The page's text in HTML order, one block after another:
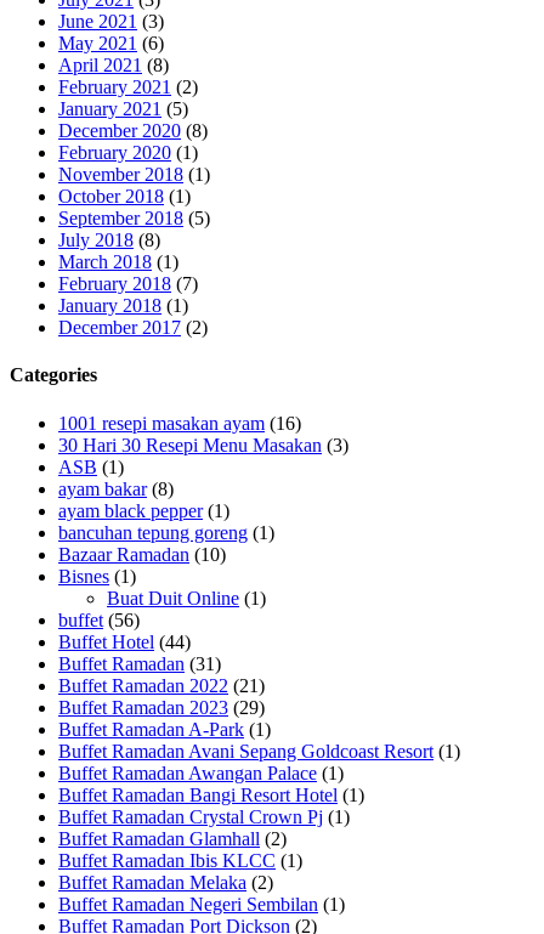
June 2021 (3)
May 2021 (6)
April 2021 (8)
February 2021 (2)
January 2021 (5)
December 2020 (8)
February 2020 (1)
November 2018 (1)
October 2018 (1)
September 2018 (5)
July 2018 (8)
March 2018 (1)
February 2018 (7)
January 2018 (1)
December 2017 (2)
Categories
1001 resepi masakan ayam (16)
30 Hari 30 Resepi Menu Masakan (3)
ASB (1)
ayam bakar(8)
ayam black pepper(1)
bancuhan tepung goreng (1)
Bazaar Ramadan (10)
Bisnes (1)
Buat Duit Online (1)
buffet (56)
Buffet Hotel (44)
Buffet Ramadan (31)
Buffet Ramadan 2022 (21)
Buffet Ramadan 2023 (29)
Buffet Ramadan A-Park (1)
Buffet Ramadan Avani Sepang Goldcoast Resort (1)
Buffet Ramadan Awangan Palace (1)
Buffet Ramadan Bangi Resort Hotel (1)
Buffet Ramadan Crystal Crown Pj (1)
Buffet Ramadan Glamhall (2)
Buffet Ramadan Ibis KLCC (1)
Buffet Ramadan Melaka (2)
Buffet Ramadan Negeri Sembilan (1)
Buffet Ramadan Port Dickson (2)